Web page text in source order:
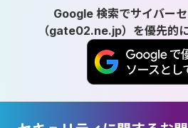
Google 検索でサイバー
（gate02.ne.jp）を優先的